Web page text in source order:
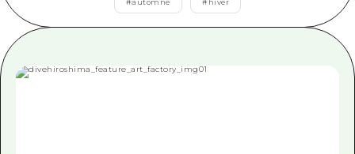
Guide bénévole
#automne # hiver